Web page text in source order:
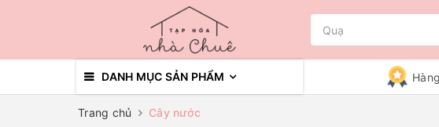
DANH MỤC SẢN PHẨM
Trang chủ Cây nước